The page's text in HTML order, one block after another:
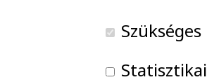
aktív szerepet vállaltak.Szükséges
Statisztikai